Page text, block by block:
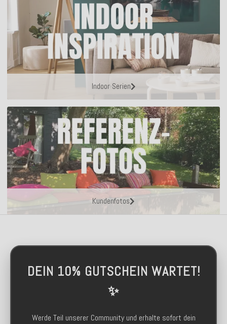
Indoor Serien
Kundenfotos
DEIN 10% GUTSCHEIN WARTET!
✨
Werde Teil unserer Community und erhalte sofort dein